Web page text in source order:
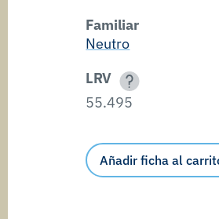
Familiar
Neutro
LRV
55.495
Añadir ficha al